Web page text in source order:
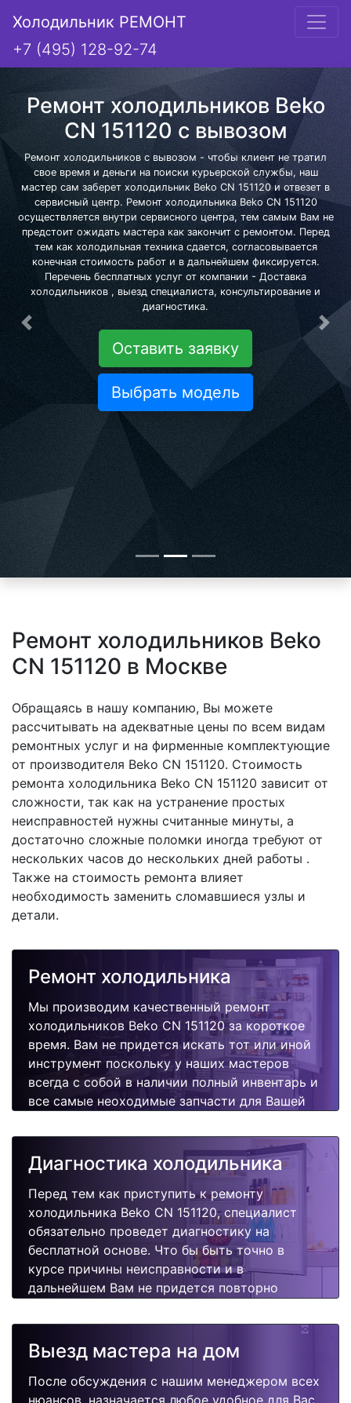
Холодильник РЕМОНТ
+7 (495) 128-92-74
Ремонт холодильников Beko
CN 151120 с вывозом
Ремонт холодильников с вывозом - чтобы клиент не тратил
свое время и деньги на поиски курьерской службы, наш
мастер сам заберет холодильник Beko CN 151120 и отвезет в
сервисный центр. Ремонт холодильника Beko CN 151120
осуществляется внутри сервисного центра, тем самым Вам не
предстоит ожидать мастера как закончит с ремонтом. Перед
тем как холодильная техника сдается, согласовывается
конечная стоимость работ и в дальнейшем фиксируется.
Перечень бесплатных услуг от компании - Доставка
холодильников , выезд специалиста, консультирование и
диагностика.
Оставить заявку
Выбрать модель
Предыдущая
Ремонт холодильников Beko
CN 151120 в Москве
Обращаясь в нашу компанию, Вы можете
рассчитывать на адекватные цены по всем видам
ремонтных услуг и на фирменные комплектующие
от производителя Beko CN 151120. Стоимость
ремонта холодильника Beko CN 151120 зависит от
сложности, так как на устранение простых
неисправностей нужны считанные минуты, а
достаточно сложные поломки иногда требуют от
нескольких часов до нескольких дней работы .
Также на стоимость ремонта влияет
необходимость заменить сломавшиеся узлы и
детали.
Ремонт холодильника
Мы производим качественный ремонт
холодильников Beko CN 151120 за короткое
время. Вам не придется искать тот или иной
инструмент поскольку у наших мастеров
всегда с собой в наличии полный инвентарь и
все самые неоходимые запчасти для Вашей
качественно и недорого.
Диагностика холодильника
Перед тем как приступить к ремонту
холодильника Beko CN 151120, специалист
обязательно проведет диагностику на
бесплатной основе. Что бы быть точно в
курсе причины неисправности и в
дальнейшем Вам не придется повторно
поломок.
Выезд мастера на дом
После обсуждения с нашим менеджером всех
нюансов, назначается любое удобное для Вас